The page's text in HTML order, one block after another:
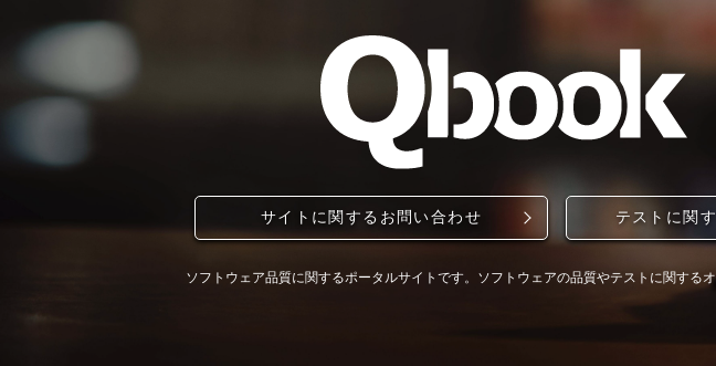
サイトに関するお問い合わせ テストに関
ソフトウェア品質に関するポータルサイトです。ソフトウェアの品質やテストに関する